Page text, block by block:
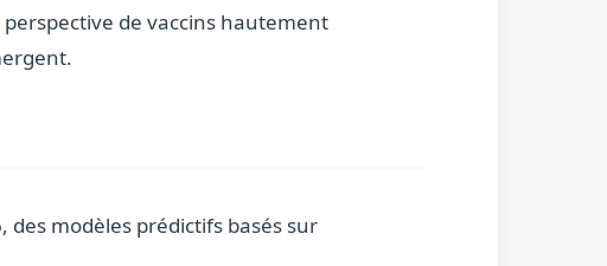
de vaccins hautement
des modèles prédictifs basés sur